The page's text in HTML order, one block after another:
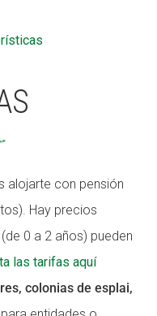
alojarte con pensión
Hay precios
0 a 2 años) pueden
las tarifas aquí
colonias de esplai,